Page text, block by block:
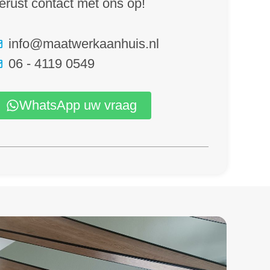
contact met ons op!
info@maatwerkaanhuis.nl
06 - 4119 0549
WhatsApp uw vraag